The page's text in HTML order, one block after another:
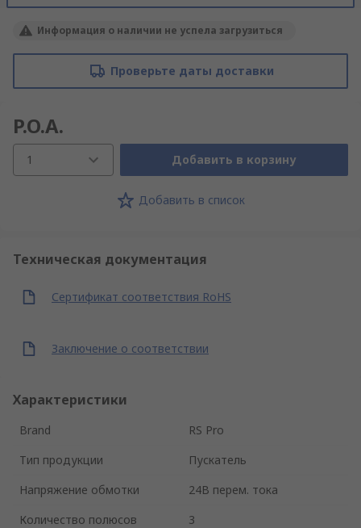
Информация о наличии не успела загрузиться
Проверьте даты доставки
P.O.A.
1 Добавить в корзину
Добавить в список
Техническая документация
Сертификат соответствия RoHS
Заключение о соответствии
Характеристики
Brand
RS Pro
Тип продукции
Пускатель
Напряжение обмотки
24В перем. тока
Количество полюсов
3